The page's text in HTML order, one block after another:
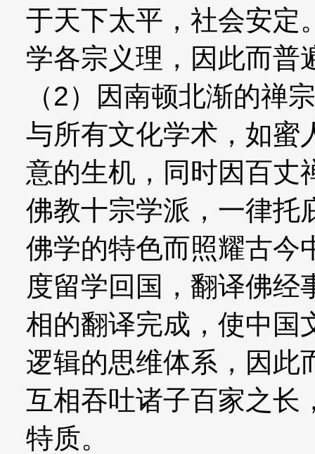
于天下太平，社会安定
学各宗义理，因此而普
（2）因南顿北渐的禅
与所有文化学术，如蜜
意的生机，同时因百丈
佛教十宗学派，一律托
佛学的特色而照耀古今
度留学回国，翻译佛经
相的翻译完成，使中国
逻辑的思维体系，因此
互相吞吐诸子百家之长
特质。